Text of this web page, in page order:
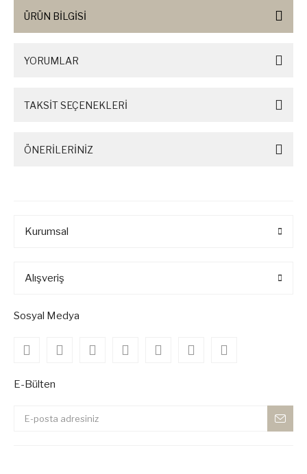
ÜRÜN BİLGİSİ
YORUMLAR
TAKSİT SEÇENEKLERİ
ÖNERİLERİNİZ
Kurumsal
Alışveriş
Sosyal Medya
E-Bülten